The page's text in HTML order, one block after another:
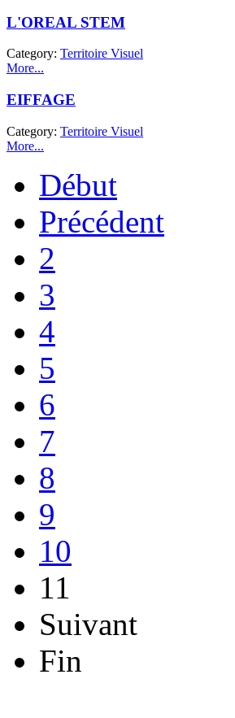
L'OREAL STEM
Category: Territoire Visuel
More...
EIFFAGE
Category: Territoire Visuel
More...
Début
Précédent
2
3
4
5
6
7
8
9
10
11
Suivant
Fin